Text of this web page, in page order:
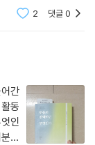
완성되어야 내장을
가 필요하다면,
어느 정도 시간이
을 추천받기도 합
2 댓글0
간
동
인
은